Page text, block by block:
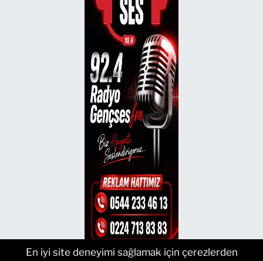
En iyi site deneyimi sağlamak için çerezlerden